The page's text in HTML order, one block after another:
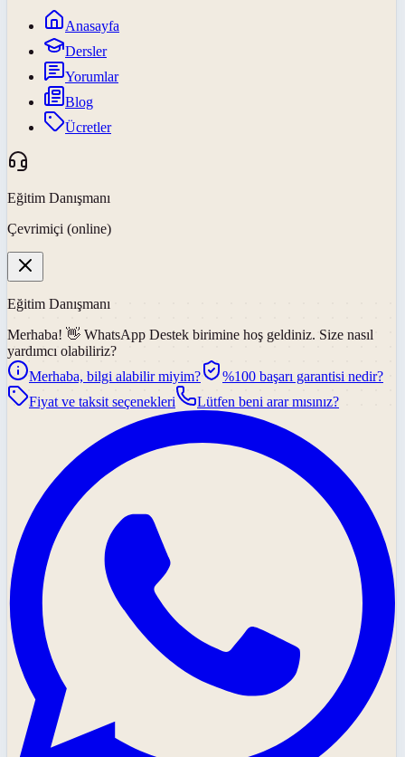
Anasayfa
Dersler
Yorumlar
Blog
Ücretler
Eğitim Danışmanı
Çevrimiçi (online)
Eğitim Danışmanı
Merhaba! 👋 WhatsApp Destek birimine hoş geldiniz. Size nasıl
yardımcı olabiliriz?
Merhaba, bilgi alabilir miyim?
%100 başarı garantisi nedir?
Fiyat ve taksit seçenekleri
Lütfen beni arar mısınız?